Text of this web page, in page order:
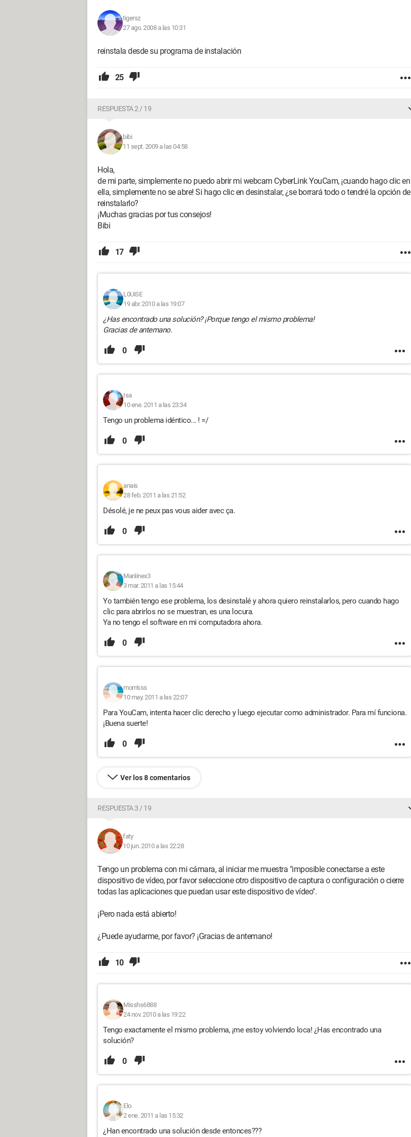
tigersz
27 ago. 2008 a las 10:31
reinstala desde su programa de instalación
25
RESPUESTA 2 / 19
bibi
11 sept. 2009 a las 04:58
Hola,
de mi parte, simplemente no puedo abrir mi webcam CyberLink YouCam, ¡cuando hago clic en
ella, simplemente no se abre! Si hago clic en desinstalar, ¿se borrará todo o tendré la opción de
reinstalarlo?
¡Muchas gracias por tus consejos!
Bibi
17
L0UiSE
19 abr. 2010 a las 19:07
¿Has encontrado una solución? ¡Porque tengo el mismo problema!
Gracias de antemano.
0
Isa
10 ene. 2011 a las 23:34
Tengo un problema idéntico... ! =/
0
anais
28 feb. 2011 a las 21:52
Désolé, je ne peux pas vous aider avec ça.
0
Mariiinex3
3 mar. 2011 a las 15:44
Yo también tengo ese problema, los desinstalé y ahora quiero reinstalarlos, pero cuando hago
clic para abrirlos no se muestran, es una locura.
Ya no tengo el software en mi computadora ahora.
0
mom'sss
10 may. 2011 a las 22:07
Para YouCam, intenta hacer clic derecho y luego ejecutar como administrador. Para mí funciona.
¡Buena suerte!
0
Ver los 8 comentarios
RESPUESTA 3 / 19
faty
10 jun. 2010 a las 22:28
Tengo un problema con mi cámara, al iniciar me muestra "imposible conectarse a este
dispositivo de vídeo, por favor seleccione otro dispositivo de captura o configuración o cierre
todas las aplicaciones que puedan usar este dispositivo de vídeo".
¡Pero nada está abierto!
¿Puede ayudarme, por favor? ¡Gracias de antemano!
10
Misshs6888
24 nov. 2010 a las 19:22
Tengo exactamente el mismo problema, ¡me estoy volviendo loca! ¿Has encontrado una
solución?
0
Elo
2 ene. 2011 a las 15:32
¿Han encontrado una solución desde entonces???